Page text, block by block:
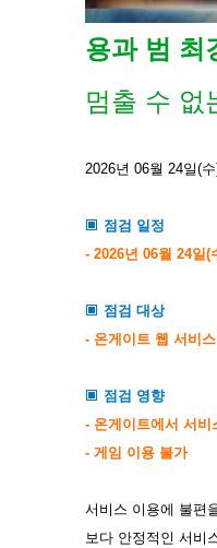
용과 범 최
멈출 수 없
2026년 06월 24일(
▣
점검 일정
- 2026년 06월 24일(
▣
점검 대상
- 온게이트 웹 서비스
▣
점검 영향
- 온게이트에서 서
- 게임 이용 불가
서비스 이용에 불편
보다 안정적인 서비